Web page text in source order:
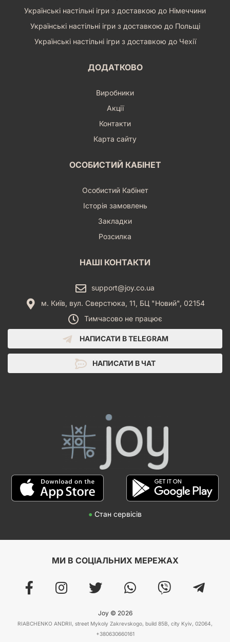
Українські настільні ігри з доставкою до Німеччини
Українські настільні ігри з доставкою до Польщі
Українські настільні ігри з доставкою до Чехії
ДОДАТКОВО
Виробники
Акції
Контакти
Карта сайту
ОСОБИСТИЙ КАБІНЕТ
Особистий Кабінет
Історія замовлень
Закладки
Розсилка
НАШІ КОНТАКТИ
support@joy.co.ua
м. Київ, вул. Сверстюка, 11, БЦ "Новий", 02154
Тимчасово не працює
НАПИСАТИ В TELEGRAM
НАПИСАТИ В ЧАТ
● Стан сервісів
МИ В СОЦІАЛЬНИХ МЕРЕЖАХ
Joy © 2026
RIABCHENKO ANDRII, street Mykoly Zakrevskogo, build 85B, city Kyiv, 02064,
+380630660161